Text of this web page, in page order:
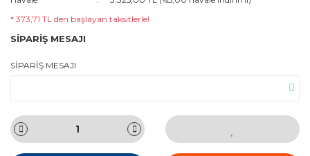
* 373,71 TL den başlayan taksitlerle!
SİPARİŞ MESAJI
SİPARİŞ MESAJI